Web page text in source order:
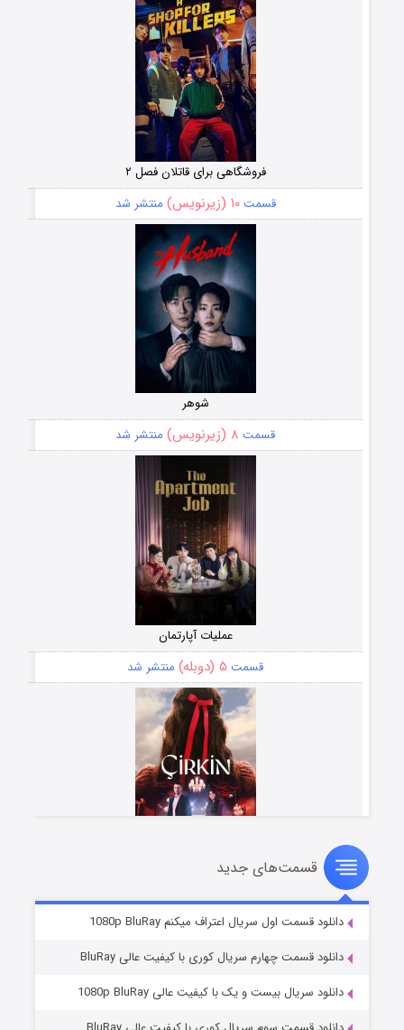
فروشگاهی برای قاتلان فصل ۲
قسمت۱۰ (زیرنویس) منتشر شد
شوهر
قسمت ۸ (زیرنویس) منتشر شد
عملیات آپارتمان
قسمت ۵ (دوبله) منتشر شد
سریال زشت
قسمت۲ (زیرنویس) منتشر شد
قسمت‌های جدید
دانلود قسمت اول سریال اعتراف میکنم 1080p BluRay
دانلود قسمت چهارم سریال کوری با کیفیت عالی BluRay
دانلود سریال بیست و یک با کیفیت عالی 1080p BluRay